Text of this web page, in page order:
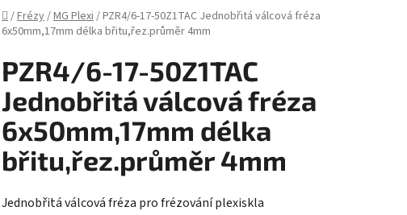
Domů
/Frézy/MG Plexi/PZR4/6-17-50Z1TAC Jednobřitá válcová fréza
6x50mm,17mm délka břitu,řez.průměr 4mm
PZR4/6-17-50Z1TAC
Jednobřitá válcová fréza
6x50mm,17mm délka
břitu,řez.průměr 4mm
Jednobřitá válcová fréza pro frézování plexiskla